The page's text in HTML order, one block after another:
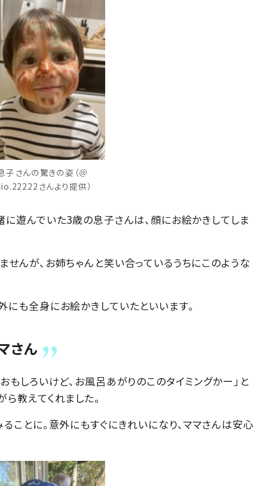
子さんの驚きの姿（＠
さんより提供）
遊んでいた3歳の息子さんは、顔にお絵かきしてしま
んが、お姉ちゃんと笑い合っているうちにこのような
も全身にお絵かきしていたといいます。
さん
もしろいけど、お風呂あがりのこのタイミングかー」と
教えてくれました。
ことに。意外にもすぐにきれいになり、ママさんは安心